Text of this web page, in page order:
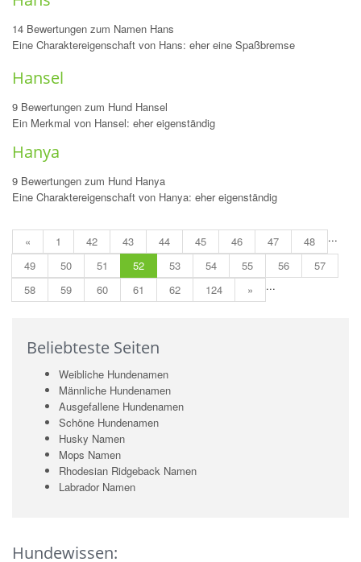
14 Bewertungen zum Namen Hans
Eine Charaktereigenschaft von Hans: eher eine Spaßbremse
Hansel
9 Bewertungen zum Hund Hansel
Ein Merkmal von Hansel: eher eigenständig
Hanya
9 Bewertungen zum Hund Hanya
Eine Charaktereigenschaft von Hanya: eher eigenständig
« 1 ...
42 43 44 45 46 47
48
49
50 51 52 53 54 55 56
57
58
59 60 61 62 ...
124 »
Beliebteste Seiten
Weibliche Hundenamen
Männliche Hundenamen
Ausgefallene Hundenamen
Schöne Hundenamen
Husky Namen
Mops Namen
Rhodesian Ridgeback Namen
Labrador Namen
Hundewissen: